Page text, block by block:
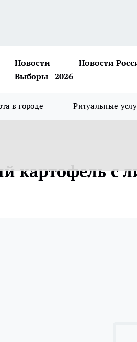
Новости Новости
Выборы - 2026
в городе Ритуальные
картофель с